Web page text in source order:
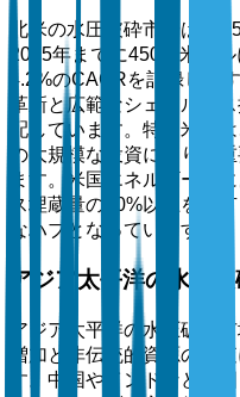
北米の水圧破砕市場は
2035年までに450億米ド
4.2%のCAGRを記録しま
革新と広範なシェールガ
配しています。特に米国
の大規模な投資により、
ます。米国エネルギー省
ス埋蔵量の80%以上を保
なハブとなっています。
アジア太平洋の水圧
アジア太平洋の水圧破砕
増加と非伝統的資源の探
す。中国やインドなどの